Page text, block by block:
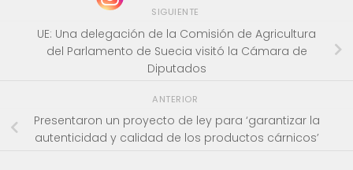
SIGUIENTE
UE: Una delegación de la Comisión de Agricultura
del Parlamento de Suecia visitó la Cámara de
Diputados
ANTERIOR
Presentaron un proyecto de ley para ‘garantizar la
autenticidad y calidad de los productos cárnicos’